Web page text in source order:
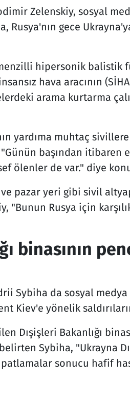
Zelenskiy, sosyal
Rusya'nın gece
hipersonik balistik
hava aracının
arama kurtarma
yardıma muhtaç
başından itibaren
ölenler de var." diye
pazar yeri gibi sivil
"Bunun Rusya için
binasının
Sybiha da sosyal medya
Kiev'e yönelik
Dışişleri Bakanlığı
Sybiha, "Ukrayna
patlamalar sonucu hafif